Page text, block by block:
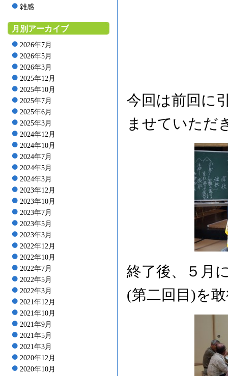
雑感
月別アーカイブ
2026年7月
2026年5月
2026年3月
2025年12月
2025年10月
2025年7月
2025年6月
2025年3月
2024年12月
2024年10月
2024年7月
2024年5月
2024年3月
2023年12月
2023年10月
2023年7月
2023年5月
2023年3月
2022年12月
2022年10月
2022年7月
2022年5月
2022年3月
2021年12月
2021年10月
2021年9月
2021年5月
2021年3月
2020年12月
2020年10月
今回は前回に
ませていただ
終了後、５月
(第二回目)を